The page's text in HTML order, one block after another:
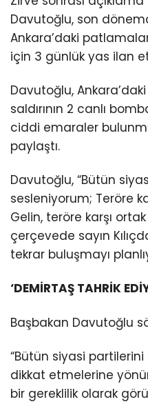
Davutoğlu, son
Ankara’daki
için 3 günlük yas ilan
Davutoğlu, Ankara’daki
saldırının 2 canlı
ciddi emaraler
paylaştı.
Davutoğlu, “Bütün
sesleniyorum; Teröre
Gelin, teröre karşı
çerçevede sayın
tekrar buluşmayı
‘DEMİRTAŞ TAHRİK
Başbakan Davutoğlu
“Bütün siyasi
dikkat etmelerine
bir gereklilik olarak